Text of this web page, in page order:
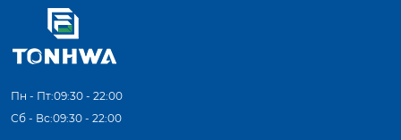
Пн - Пт:09:30 - 22:00
Сб - Вс:09:30 - 22:00